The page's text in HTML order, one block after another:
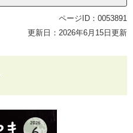
ページID：0053891
更新日：2026年6月15日更新